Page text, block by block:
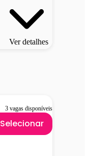
Ver detalhes
3 vagas disponíveis
Selecionar